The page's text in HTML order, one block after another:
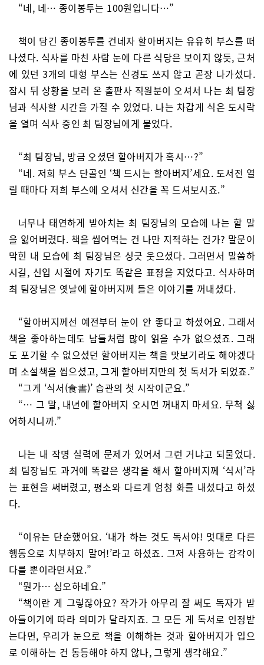
“네, 네… 종이봉투는 100원입니다…”
책이 담긴 종이봉투를 건네자 할아버지는 유유히 부스를 떠
나셨다. 식사를 마친 사람 눈에 다른 식당은 보이지 않듯, 근처
에 있던 3개의 대형 부스는 신경도 쓰지 않고 곧장 나가셨다.
잠시 뒤 상황을 보러 온 출판사 직원분이 오셔서 나는 최 팀장
님과 식사할 시간을 가질 수 있었다. 나는 차갑게 식은 도시락
을 열며 식사 중인 최 팀장님에게 물었다.
“최 팀장님, 방금 오셨던 할아버지가 혹시…?”
“네. 저희 부스 단골인 ‘책 드시는 할아버지’세요. 도서전 열
릴 때마다 저희 부스에 오셔서 신간을 꼭 드셔보시죠.”
너무나 태연하게 받아치는 최 팀장님의 모습에 나는 할 말
을 잃어버렸다. 책을 씹어먹는 건 나만 지적하는 건가? 말문이
막힌 내 모습에 최 팀장님은 싱긋 웃으셨다. 그러면서 말씀하
시길, 신입 시절에 자기도 똑같은 표정을 지었다고. 식사하며
최 팀장님은 옛날에 할아버지께 들은 이야기를 꺼내셨다.
“할아버지께선 예전부터 눈이 안 좋다고 하셨어요. 그래서
책을 좋아하는데도 남들처럼 많이 읽을 수가 없으셨죠. 그래
도 포기할 수 없으셨던 할아버지는 책을 맛보기라도 해야겠다
며 소설책을 씹으셨고, 그게 할아버지만의 첫 독서가 되었죠.”
“그게 ‘식서(食書)’ 습관의 첫 시작이군요.”
“… 그 말, 내년에 할아버지 오시면 꺼내지 마세요. 무척 싫
어하시니까.”
나는 내 작명 실력에 문제가 있어서 그런 거냐고 되물었다.
최 팀장님도 과거에 똑같은 생각을 해서 할아버지께 ‘식서’라
는 표현을 써버렸고, 평소와 다르게 엄청 화를 내셨다고 하셨
다.
“이유는 단순했어요. ‘내가 하는 것도 독서야! 멋대로 다른
행동으로 치부하지 말어!’라고 하셨죠. 그저 사용하는 감각이
다를 뿐이라면서요.”
“뭔가… 심오하네요.”
“책이란 게 그렇잖아요? 작가가 아무리 잘 써도 독자가 받
아들이기에 따라 의미가 달라지죠. 그 모든 게 독서로 인정받
는다면, 우리가 눈으로 책을 이해하는 것과 할아버지가 입으
로 이해하는 건 동등해야 하지 않나, 그렇게 생각해요.”